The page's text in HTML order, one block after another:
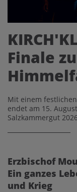
Finale
Mit einem
endet am 15.
Salzkammergut
Erzbischof
Ein ganzes
und Krieg